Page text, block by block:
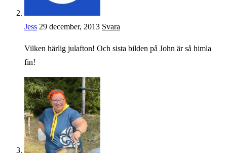
Jess 29 december, 2013 Svara
Vilken härlig julafton! Och sista bilden på John är så himla
fin!